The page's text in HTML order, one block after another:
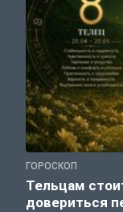
ГОРОСКОП
Тельцам
довериться